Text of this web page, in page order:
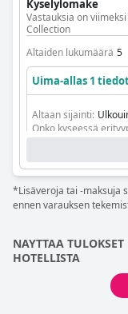
Kyselylomake
Vastauksia on
Collection
Altaiden lukumäärä 5
Uima-allas 1
Altaan sijainti:
Onko kyseessä
Merivesiallas
*Lisäveroja tai -maksuja
ennen varauksen
NAYTTAA
HOTELLISTA